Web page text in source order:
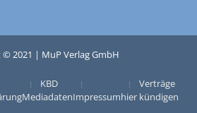
2021 | MuP Verlag GmbH
KBD
MediadatenImpressum
Verträge
hier kündigen